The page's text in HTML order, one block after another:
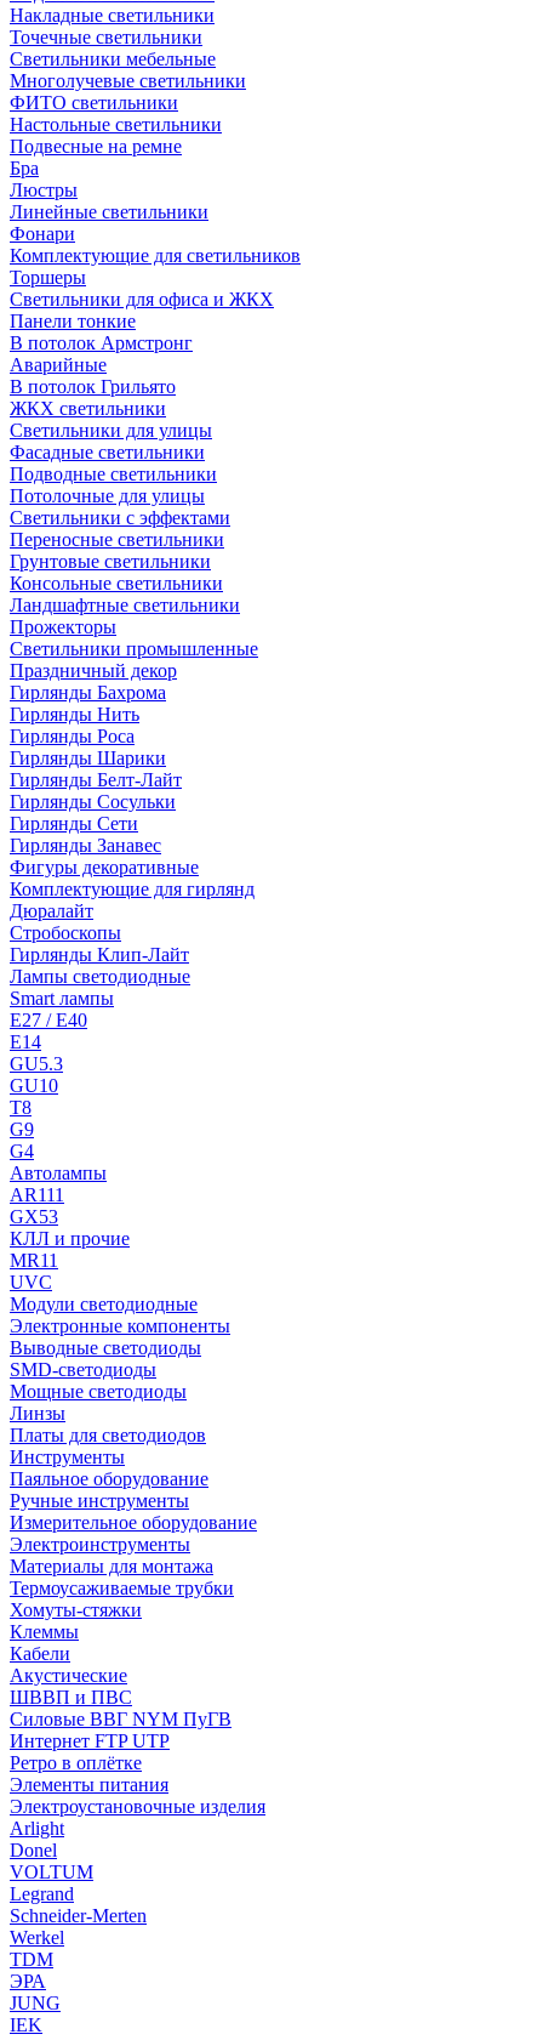
Накладные светильники
Точечные светильники
Светильники мебельные
Многолучевые светильники
ФИТО светильники
Настольные светильники
Подвесные на ремне
Бра
Люстры
Линейные светильники
Фонари
Комплектующие для светильников
Торшеры
Светильники для офиса и ЖКХ
Панели тонкие
В потолок Армстронг
Аварийные
В потолок Грильято
ЖКХ светильники
Светильники для улицы
Фасадные светильники
Подводные светильники
Потолочные для улицы
Светильники с эффектами
Переносные светильники
Грунтовые светильники
Консольные светильники
Ландшафтные светильники
Прожекторы
Светильники промышленные
Праздничный декор
Гирлянды Бахрома
Гирлянды Нить
Гирлянды Роса
Гирлянды Шарики
Гирлянды Белт-Лайт
Гирлянды Сосульки
Гирлянды Сети
Гирлянды Занавес
Фигуры декоративные
Комплектующие для гирлянд
Дюралайт
Стробоскопы
Гирлянды Клип-Лайт
Лампы светодиодные
Smart лампы
E27 / E40
E14
GU5.3
GU10
T8
G9
G4
Автолампы
AR111
GX53
КЛЛ и прочие
MR11
UVC
Модули светодиодные
Электронные компоненты
Выводные светодиоды
SMD-светодиоды
Мощные светодиоды
Линзы
Платы для светодиодов
Инструменты
Паяльное оборудование
Ручные инструменты
Измерительное оборудование
Электроинструменты
Материалы для монтажа
Термоусаживаемые трубки
Хомуты-стяжки
Клеммы
Кабели
Акустические
ШВВП и ПВС
Силовые ВВГ NYM ПуГВ
Интернет FTP UTP
Ретро в оплётке
Элементы питания
Электроустановочные изделия
Arlight
Donel
VOLTUM
Legrand
Schneider-Merten
Werkel
TDM
ЭРА
JUNG
IEK